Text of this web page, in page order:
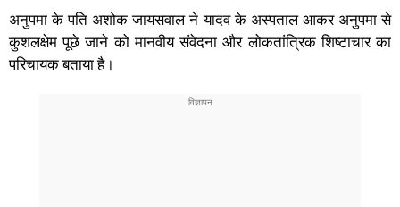
अनुपमा के पति अशोक जायसवाल ने यादव के अस्पताल आकर अनुपमा से
कुशलक्षेम पूछे जाने को मानवीय संवेदना और लोकतांत्रिक शिष्टाचार का
परिचायक बताया है।